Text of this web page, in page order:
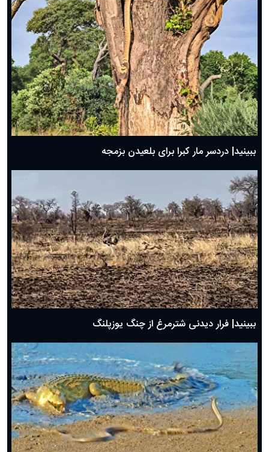
ببینید| دردسر مار کبرا برای بلعیدن بزمجه
ببینید| فرار دیدنی شترمرغ از چنگ یوزپلنگ